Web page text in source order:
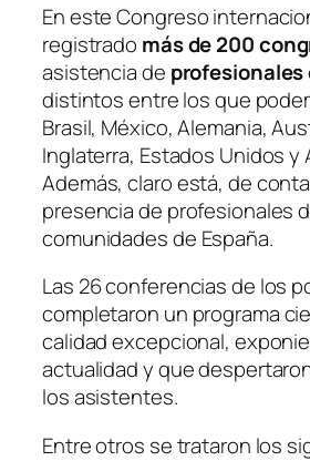
En este Congreso
registrado más de 200
asistencia de profesionales
distintos entre los que
Brasil, México, Alemania,
Inglaterra, Estados Unidos y
Además, claro está, de
presencia de profesionales
comunidades de España.
Las 26 conferencias de los
completaron un programa
calidad excepcional,
actualidad y que
los asistentes.
Entre otros se trataron los